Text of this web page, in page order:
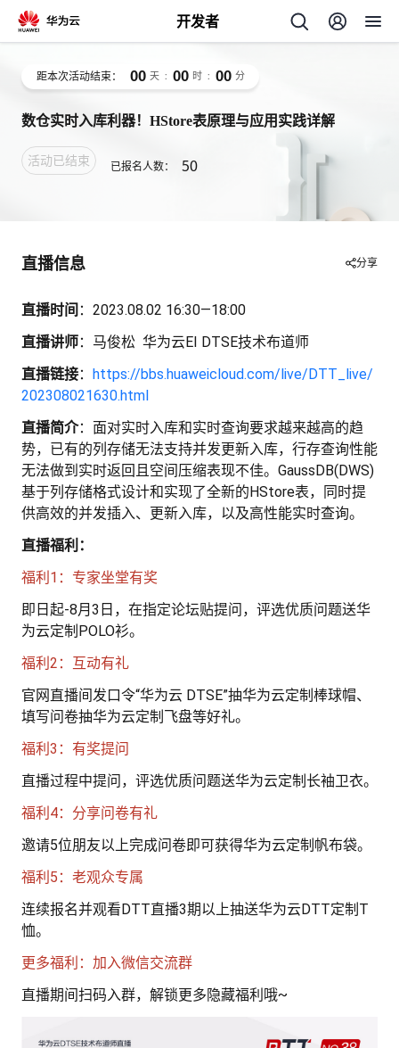
开发者
人
主
我
的
开
发
者
我
的
博
客
我
的
论
坛
我
的
圈
子
我
的
直
播
我
的
活
我
的
注
我
的
开
发
学
的
我
的
支
持
数仓实时入库利器！HStore表原理与应用实践详解
活动已结束 已报名人数： 50
距本次活动结束： 00 天 : 00 时 : 00 分
直播信息 分享
直播时间 ：2023.08.02 16:30—18:00
直播讲师：马俊松 华为云EI DTSE技术布道师
直播链接： https://bbs.huaweicloud.com/live/DTT_live/
202308021630.html
直播简介：面对实时入库和实时查询要求越来越高的趋
势，已有的列存储无法支持并发更新入库，行存查询性能
无法做到实时返回且空间压缩表现不佳。GaussDB(DWS)
基于列存储格式设计和实现了全新的HStore表，同时提
供高效的并发插入、更新入库，以及高性能实时查询。
直播福利：
福利1：专家坐堂有奖
即日起-8月3日，在指定论坛贴提问，评选优质问题送华
为云定制POLO衫。
福利2：互动有礼
官网直播间发口令“华为云 DTSE”抽华为云定制棒球帽、
填写问卷抽华为云定制飞盘等好礼。
福利3：有奖提问
直播过程中提问，评选优质问题送华为云定制长袖卫衣。
福利4：分享问卷有礼
邀请5位朋友以上完成问卷即可获得华为云定制帆布袋。
福利5：老观众专属
连续报名并观看DTT直播3期以上抽送华为云DTT定制T
恤。
更多福利：加入微信交流群
直播期间扫码入群，解锁更多隐藏福利哦~